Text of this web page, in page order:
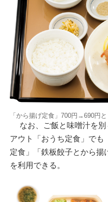
「から揚げ定食」700円→690円
なお、ご飯と味噌汁を別
アウト「おうち定食」でも
定食」「鉄板餃子とから揚
を利用できる。